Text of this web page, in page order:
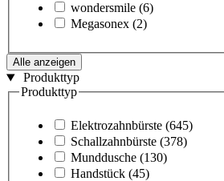
wondersmile (6)
Megasonex (2)
Alle anzeigen
Produkttyp
Produkttyp
Elektrozahnbürste (645)
Schallzahnbürste (378)
Munddusche (130)
Handstück (45)